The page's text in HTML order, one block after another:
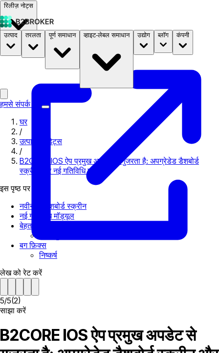
रिलीज़ नोट्स
दस्तावेज़ मूल्य निर्धारणB2STORE
उत्पाद तरलता पूर्ण समाधान व्हाइट-लेबल समाधान उद्योग ब्लॉग कंपनी
हमसे संपर्क करें
घर
/
उत्पाद अपडेट्स
/
B2CORE IOS ऐप प्रमुख अपडेट से गुजरता है: अपग्रेडेड डैशबोर्ड
स्क्रीन और नई गतिविधि मॉड्यूल
इस पृष्ठ पर
नवीनतम डैशबोर्ड स्क्रीन
नई गतिविधि मॉड्यूल
बेहतर डिपाजिट/विथड्रॉ स्क्रीन
बग फ़िक्स
निष्कर्ष
लेख को रेट करें
5/5(2)
साझा करें
B2CORE IOS ऐप प्रमुख अपडेट से